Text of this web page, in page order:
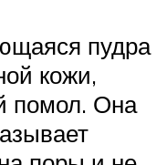
пудра
кожи,
помол. Она